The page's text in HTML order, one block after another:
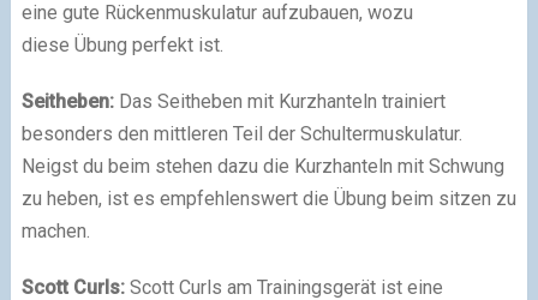
eine gute Rückenmuskulatur aufzubauen, wozu
diese Übung perfekt ist.
Seitheben: Das Seitheben mit Kurzhanteln trainiert
besonders den mittleren Teil der Schultermuskulatur.
Neigst du beim stehen dazu die Kurzhanteln mit Schwung
zu heben, ist es empfehlenswert die Übung beim sitzen zu
machen.
Scott Curls: Scott Curls am Trainingsgerät ist eine